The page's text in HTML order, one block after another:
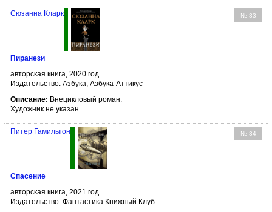
№ 33
Сюзанна Кларк
Пиранези
авторская книга, 2020 год
Издательство: Азбука, Азбука-Аттикус
Описание: Внецикловый роман.
Художник не указан.
№ 34
Питер Гамильтон
Спасение
авторская книга, 2021 год
Издательство: Фантастика Книжный Клуб